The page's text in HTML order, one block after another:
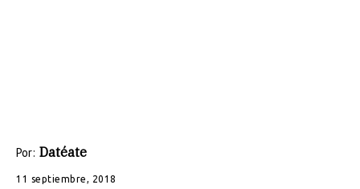
Por: Datéate
11 septiembre, 2018